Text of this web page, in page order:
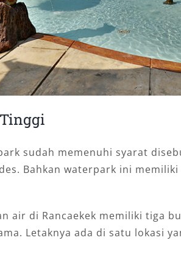
sudah memenuhi syarat
Bahkan waterpark ini
air di Rancaekek memiliki tiga
Letaknya ada di satu lokasi